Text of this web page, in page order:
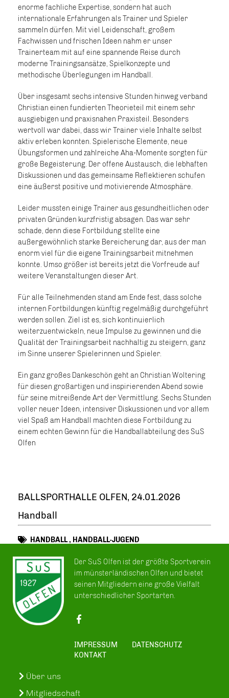
enorme fachliche Expertise, sondern hat auch
internationale Erfahrungen als Trainer und Spieler
sammeln dürfen. Mit viel Leidenschaft, großem
Fachwissen und frischen Ideen nahm er unser
Trainerteam mit auf eine spannende Reise durch
moderne Trainingsansätze, Spielkonzepte und
methodische Überlegungen im Handball.
Über insgesamt sechs intensive Stunden hinweg verband
Christian einen fundierten Theorieteil mit einem sehr
ausgiebigen und praxisnahen Praxisteil. Besonders
wertvoll war dabei, dass wir Trainer viele Inhalte selbst
aktiv erleben konnten. Spielerische Elemente, neue
Übungsformen und zahlreiche Aha-Momente sorgten für
große Begeisterung. Der offene Austausch, die lebhaften
Diskussionen und das gemeinsame Reflektieren schufen
eine äußerst positive und motivierende Atmosphäre.
Leider mussten einige Trainer aus gesundheitlichen oder
privaten Gründen kurzfristig absagen. Das war sehr
schade, denn diese Fortbildung stellte eine
außergewöhnlich starke Bereicherung dar, aus der man
enorm viel für die eigene Trainingsarbeit mitnehmen
konnte. Umso größer ist bereits jetzt die Vorfreude auf
weitere Veranstaltungen dieser Art.
Für alle Teilnehmenden stand am Ende fest, dass solche
internen Fortbildungen künftig regelmäßig durchgeführt
werden sollen. Ziel ist es, sich kontinuierlich
weiterzuentwickeln, neue Impulse zu gewinnen und die
Qualität der Trainingsarbeit nachhaltig zu steigern, ganz
im Sinne unserer Spielerinnen und Spieler.
Ein ganz großes Dankeschön geht an Christian Woltering
für diesen großartigen und inspirierenden Abend sowie
für seine mitreißende Art der Vermittlung. Sechs Stunden
voller neuer Ideen, intensiver Diskussionen und vor allem
viel Spaß am Handball machten diese Fortbildung zu
einem echten Gewinn für die Handballabteilung des SuS
Olfen
BALLSPORTHALLE OLFEN, 24.01.2026
Handball
HANDBALL, HANDBALL-JUGEND
Der SuS Olfen ist der größte Sportverein
im münsterländischen Olfen und bietet
seinen Mitgliedern eine große Vielfalt
unterschiedlicher Sportarten.
IMPRESSUM
DATENSCHUTZ
KONTAKT
Über uns
Mitgliedschaft